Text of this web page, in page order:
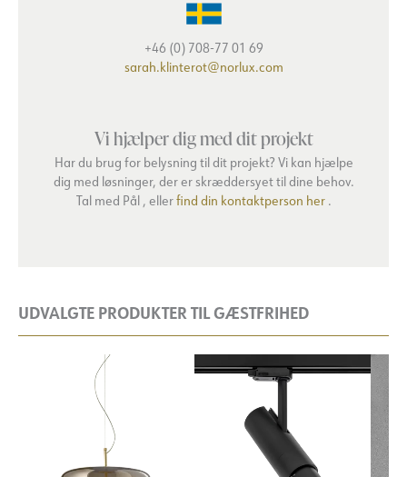
+46 (0) 708-77 01 69
sarah.klinterot@norlux.com
Vi hjælper dig med dit projekt
Har du brug for belysning til dit projekt? Vi kan hjælpe
dig med løsninger, der er skræddersyet til dine behov.
Tal med Pål , ellerfind din kontaktperson her.
UDVALGTE PRODUKTER TIL GÆSTFRIHED